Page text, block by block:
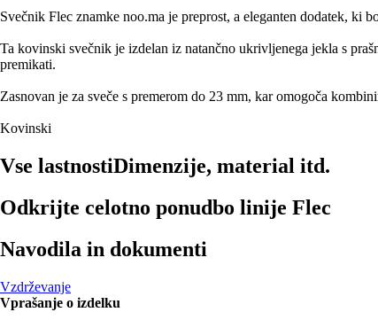
Svečnik Flec znamke noo.ma je preprost, a eleganten dodatek, ki
Ta kovinski svečnik je izdelan iz natančno ukrivljenega jekla s
premikati.
Zasnovan je za sveče s premerom do 23 mm, kar omogoča
Kovinski
Vse lastnostiDimenzije, material itd.
Odkrijte celotno ponudbo linije Flec
Navodila in dokumenti
Vzdrževanje
Vprašanje o izdelku